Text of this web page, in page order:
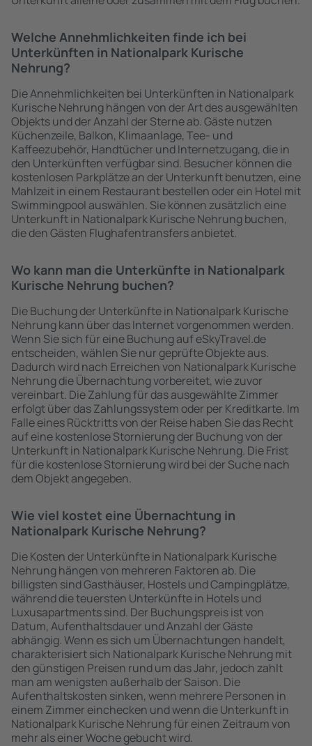
Welche Annehmlichkeiten finde ich bei
Unterkünften in Nationalpark Kurische
Nehrung?
Die Annehmlichkeiten bei Unterkünften in Nationalpark
Kurische Nehrung hängen von der Art des ausgewählten
Objekts und der Anzahl der Sterne ab. Gäste nutzen
Küchenzeile, Balkon, Klimaanlage, Tee- und
Kaffeezubehör, Handtücher und Internetzugang, die in
den Unterkünften verfügbar sind. Besucher können die
kostenlosen Parkplätze an der Unterkunft benutzen, eine
Mahlzeit in einem Restaurant bestellen oder ein Hotel mit
Swimmingpool auswählen. Sie können zusätzlich eine
Unterkunft in Nationalpark Kurische Nehrung buchen,
die den Gästen Flughafentransfers anbietet.
Wo kann man die Unterkünfte in Nationalpark
Kurische Nehrung buchen?
Die Buchung der Unterkünfte in Nationalpark Kurische
Nehrung kann über das Internet vorgenommen werden.
Wenn Sie sich für eine Buchung auf eSkyTravel.de
entscheiden, wählen Sie nur geprüfte Objekte aus.
Dadurch wird nach Erreichen von Nationalpark Kurische
Nehrung die Übernachtung vorbereitet, wie zuvor
vereinbart. Die Zahlung für das ausgewählte Zimmer
erfolgt über das Zahlungssystem oder per Kreditkarte. Im
Falle eines Rücktritts von der Reise haben Sie das Recht
auf eine kostenlose Stornierung der Buchung von der
Unterkunft in Nationalpark Kurische Nehrung. Die Frist
für die kostenlose Stornierung wird bei der Suche nach
dem Objekt angegeben.
Wie viel kostet eine Übernachtung in
Nationalpark Kurische Nehrung?
Die Kosten der Unterkünfte in Nationalpark Kurische
Nehrung hängen von mehreren Faktoren ab. Die
billigsten sind Gasthäuser, Hostels und Campingplätze,
während die teuersten Unterkünfte in Hotels und
Luxusapartments sind. Der Buchungspreis ist von
Datum, Aufenthaltsdauer und Anzahl der Gäste
abhängig. Wenn es sich um Übernachtungen handelt,
charakterisiert sich Nationalpark Kurische Nehrung mit
den günstigen Preisen rund um das Jahr, jedoch zahlt
man am wenigsten außerhalb der Saison. Die
Aufenthaltskosten sinken, wenn mehrere Personen in
einem Zimmer einchecken und wenn die Unterkunft in
Nationalpark Kurische Nehrung für einen Zeitraum von
mehr als einer Woche gebucht wird.